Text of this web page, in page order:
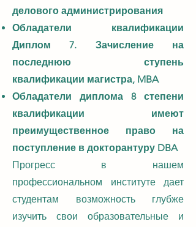
делового администрирования
Обладатели
квалификации
Диплом 7. Зачисление на
последнюю ступень
квалификации магистра, MBA
Обладатели диплома 8 степени
квалификации имеют
преимущественное право на
поступление в докторантуру DBA
Прогресс в нашем
профессиональном институте дает
студентам возможность глубже
изучить свои образовательные и